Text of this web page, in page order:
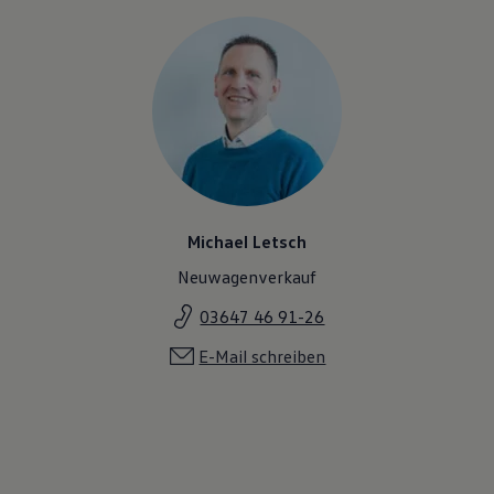
Elektromobilität
Volkswagen R
Pannen- und Unfallhilfe
Volkswagen Kundenbetreuung
Michael Letsch
Neuwagenverkauf
03647 46 91-26
E-Mail schreiben